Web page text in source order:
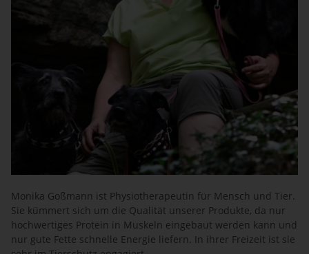
Monika Goßmann ist Physiotherapeutin für Mensch und Tier.
Sie kümmert sich um die Qualität unserer Produkte, da nur
hochwertiges Protein in Muskeln eingebaut werden kann und
nur gute Fette schnelle Energie liefern. In ihrer Freizeit ist sie